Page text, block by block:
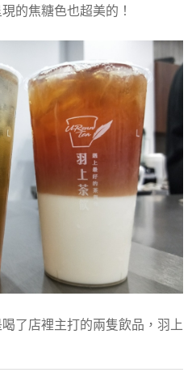
的焦糖色也超美的！
了店裡主打的兩隻飲品，羽上